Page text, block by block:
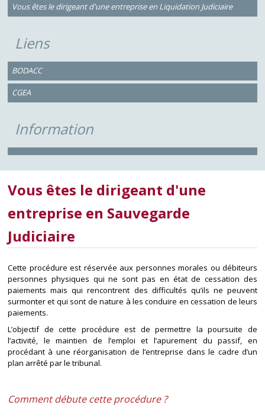
Vous êtes le dirigeant d'une entreprise en Liquidation Judiciaire
Liens
BODACC
CGEA
Information
Vous êtes le dirigeant d'une
entreprise en Sauvegarde
Judiciaire
Cette procédure est réservée aux personnes morales ou débiteurs
personnes physiques qui ne sont pas en état de cessation des
paiements mais qui rencontrent des difficultés qu’ils ne peuvent
surmonter et qui sont de nature à les conduire en cessation de leurs
paiements.
L’objectif de cette procédure est de permettre la poursuite de
l’activité, le maintien de l’emploi et l’apurement du passif, en
procédant à une réorganisation de l’entreprise dans le cadre d’un
plan arrêté par le tribunal.
Comment débute cette procédure ?